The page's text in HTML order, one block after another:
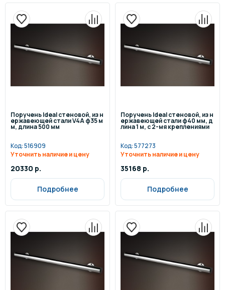
Поручень Ideal стеновой, из н
ержавеющей стали V4A ф35 м
м, длина 500 мм
Код:516909
Уточнить наличие и цену
20330 р.
Подробнее
Поручень Ideal стеновой, из н
ержавеющей стали ф40 мм, д
лина 1 м, с 2-мя креплениями
Код:577273
Уточнить наличие и цену
35168 р.
Подробнее